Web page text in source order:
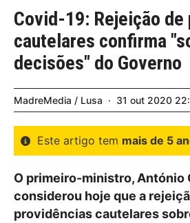
Covid-19: Rejeição
cautelares confirma
decisões" do Governo
MadreMedia / Lusa 31 out 2020
Este artigo tem mais de 5
O primeiro-ministro, António
considerou hoje que a
providências cautelares